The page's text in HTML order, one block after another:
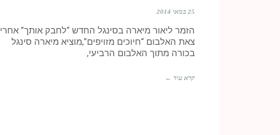
25 במאי 2014
הזמר ליאור מיארה בסינגל החדש “לחבק אותך” אחרי
צאת האלבום “חיוכים מזויפים”,מוציא מיארה סינגל
בכורה מתוך האלבום הרביעי,
קרא עוד ←